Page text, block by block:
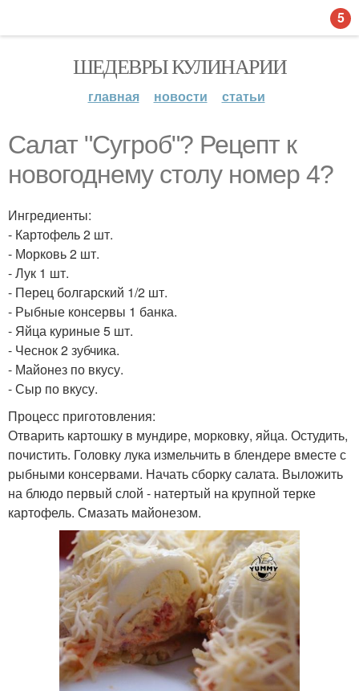
ШЕДЕВРЫ КУЛИНАРИИ
главная новости статьи
Салат "Сугроб"? Рецепт к
новогоднему столу номер 4?
Ингредиенты:
- Картофель 2 шт.
- Морковь 2 шт.
- Лук 1 шт.
- Перец болгарский 1/2 шт.
- Рыбные консервы 1 банка.
- Яйца куриные 5 шт.
- Чеснок 2 зубчика.
- Майонез по вкусу.
- Сыр по вкусу.
Процесс приготовления:
Отварить картошку в мундире, морковку, яйца. Остудить,
почистить. Головку лука измельчить в блендере вместе с
рыбными консервами. Начать сборку салата. Выложить
на блюдо первый слой - натертый на крупной терке
картофель. Смазать майонезом.
5